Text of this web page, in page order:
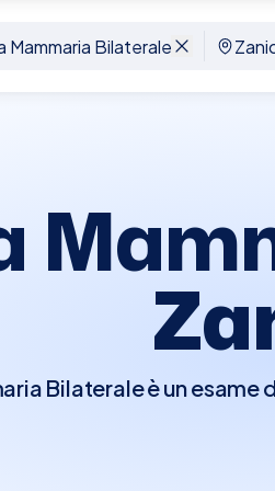
Zanica
Bilaterale è un esame